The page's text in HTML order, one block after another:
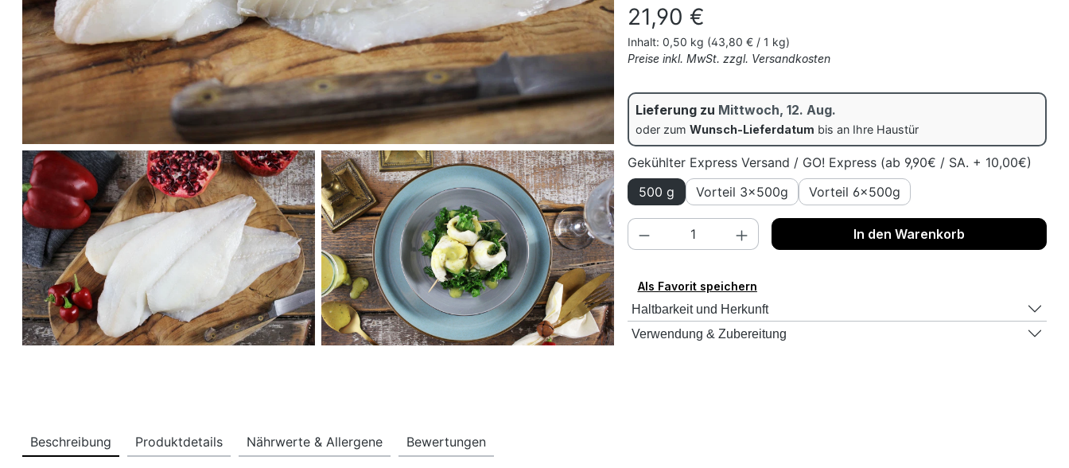
Regulärer Preis:
21,90 €
Inhalt: 0,50 kg (43,80 € / 1 kg)
Preise inkl. MwSt. zzgl. Versandkosten
Lieferung zu Mittwoch, 12. Aug.
oder zum Wunsch-Lieferdatum bis an Ihre Haustür
Gekühlter Express Versand / GO! Express (ab 9,90€ / SA. + 10,00€)
500 g
Vorteil 3x500g Vorteil 6x500g
Produkt Anzahl: Gib den gewünschten Wert
In den Warenkorb
Als Favorit speichern
Haltbarkeit und Herkunft
Verwendung & Zubereitung
Beschreibung Produktdetails Nährwerte & Allergene Bewertungen